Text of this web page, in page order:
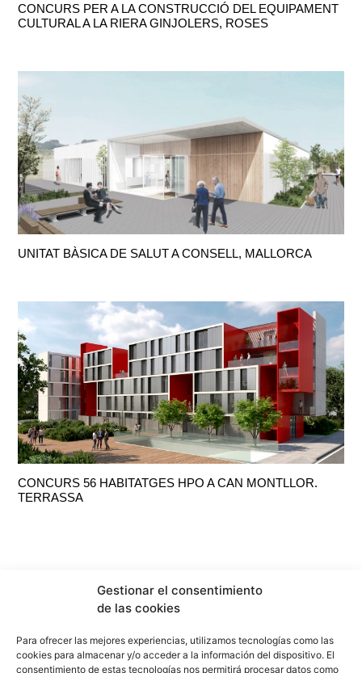
Gestionar el consentimiento
de las cookies
Para ofrecer las mejores experiencias, utilizamos tecnologías como las
cookies para almacenar y/o acceder a la información del dispositivo. El
consentimiento de estas tecnologías nos permitirá procesar datos como
CONCURS PER A LA CONSTRUCCIÓ DEL EQUIPAMENT
CULTURAL A LA RIERA GINJOLERS, ROSES
UNITAT BÀSICA DE SALUT A CONSELL, MALLORCA
CONCURS 56 HABITATGES HPO A CAN MONTLLOR.
TERRASSA